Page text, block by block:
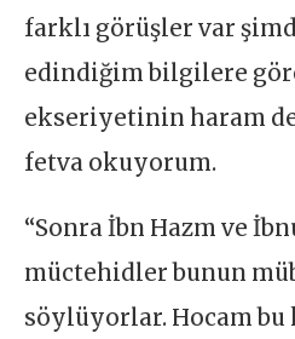
farklı görüşler var
edindiğim bilgilere
ekseriyetinin haram
fetva okuyorum.
“Sonra İbn Hazm ve
müctehidler bunun
söylüyorlar. Hocam